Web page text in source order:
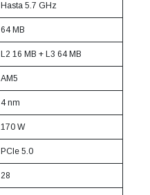
Hasta 5.7 GHz
64 MB
L2 16 MB + L3 64 MB
AM5
4 nm
170 W
PCIe 5.0
28